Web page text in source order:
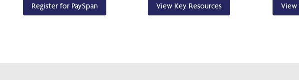
Register for PaySpan View Key Resources View